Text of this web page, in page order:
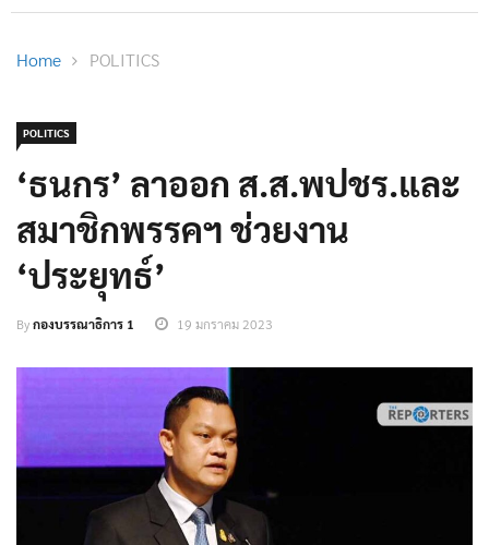
Home POLITICS
POLITICS
‘ธนกร’ ลาออก ส.ส.พปชร.และ
สมาชิกพรรคฯ ช่วยงาน
‘ประยุทธ์’
Byกองบรรณาธิการ 1 19 มกราคม 2023